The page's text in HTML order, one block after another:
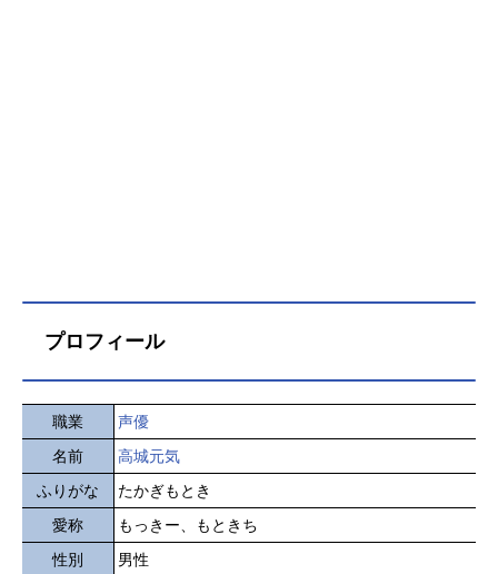
プロフィール
職業
声優
名前
高城元気
ふりがな
たかぎもとき
愛称
もっきー、もときち
性別
男性